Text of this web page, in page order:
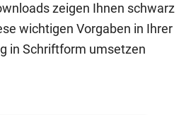
zeigen Ihnen schwarz
wichtigen Vorgaben in Ihrer
in Schriftform umsetzen